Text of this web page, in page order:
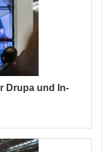
Drupa und In-